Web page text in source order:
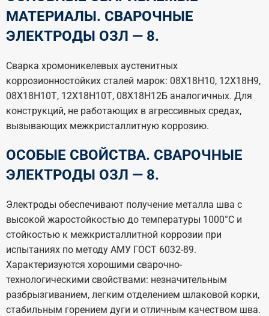
МАТЕРИАЛЫ. СВАРОЧНЫЕ
ЭЛЕКТРОДЫ ОЗЛ — 8.
Сварка хромоникелевых аустенитных
коррозионностойких сталей марок: 08Х18Н10, 12Х18Н9,
08Х18Н10Т, 12Х18Н10Т, 08Х18Н12Б аналогичных. Для
конструкций, не работающих в агрессивных средах,
вызывающих межкристаллитную коррозию.
ОСОБЫЕ СВОЙСТВА. СВАРОЧНЫЕ
ЭЛЕКТРОДЫ ОЗЛ — 8.
Электроды обеспечивают получение металла шва с
высокой жаростойкостью до температуры 1000°С и
стойкостью к межкристаллитной коррозии при
испытаниях по методу АМУ ГОСТ 6032-89.
Характеризуются хорошими сварочно-
технологическими свойствами: незначительным
разбрызгиванием, легким отделением шлаковой корки,
стабильным горением дуги и отличным качеством шва.